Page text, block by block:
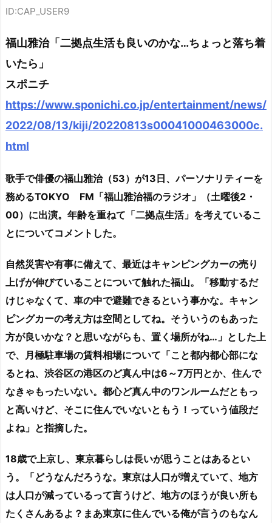
ID:CAP_USER9
福山雅治「二拠点生活も良いのかな…ちょっと落ち着
いたら」
スポニチ
https://www.sponichi.co.jp/entertainment/news/
2022/08/13/kiji/20220813s00041000463000c.
html
歌手で俳優の福山雅治（53）が13日、パーソナリティーを
務めるTOKYO FM「福山雅治福のラジオ」（土曜後2・
00）に出演。年齢を重ねて「二拠点生活」を考えているこ
とについてコメントした。
自然災害や有事に備えて、最近はキャンピングカーの売り
上げが伸びていることについて触れた福山。「移動するだ
けじゃなくて、車の中で避難できるという事かな。キャン
ピングカーの考え方は空間としてね。そういうのもあった
方が良いかな？と思いながらも、置く場所がね…」とした上
で、月極駐車場の賃料相場について「こと都内都心部にな
るとね、渋谷区の港区のど真ん中は6～7万円とか、住んで
なきゃもったいない。都心ど真ん中のワンルームだともっ
と高いけど、そこに住んでいないともう！っていう値段だ
よね」と指摘した。
18歳で上京し、東京暮らしは長いが思うことはあるとい
う。「どうなんだろうな。東京は人口が増えていて、地方
は人口が減っているって言うけど、地方のほうが良い所も
たくさんあるよ？まあ東京に住んでいる俺が言うのもなん